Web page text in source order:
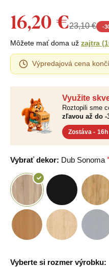
Využite
Roztopili sme
zľavou až do -
Zostáva - 16h
Vybrať dekor: Dub Sonoma
Vyberte si rozmer výrobku:
16,20 €23,10 € -
Môžete mať doma už zajtra (
Výpredajová cena